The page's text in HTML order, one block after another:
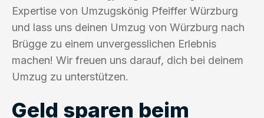
Expertise von Umzugskönig Pfeiffer Würzburg
und lass uns deinen Umzug von Würzburg nach
Brügge zu einem unvergesslichen Erlebnis
machen! Wir freuen uns darauf, dich bei deinem
Umzug zu unterstützen.
Geld sparen beim